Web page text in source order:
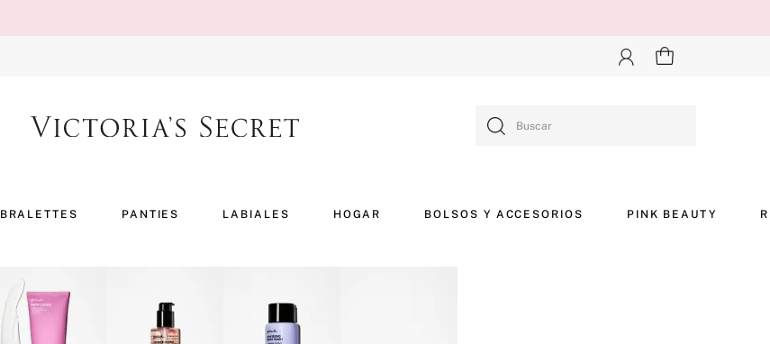
BRALETTES PANTIES LABIALES HOGAR BOLSOS Y ACCESORIOS PINK BEAUTY